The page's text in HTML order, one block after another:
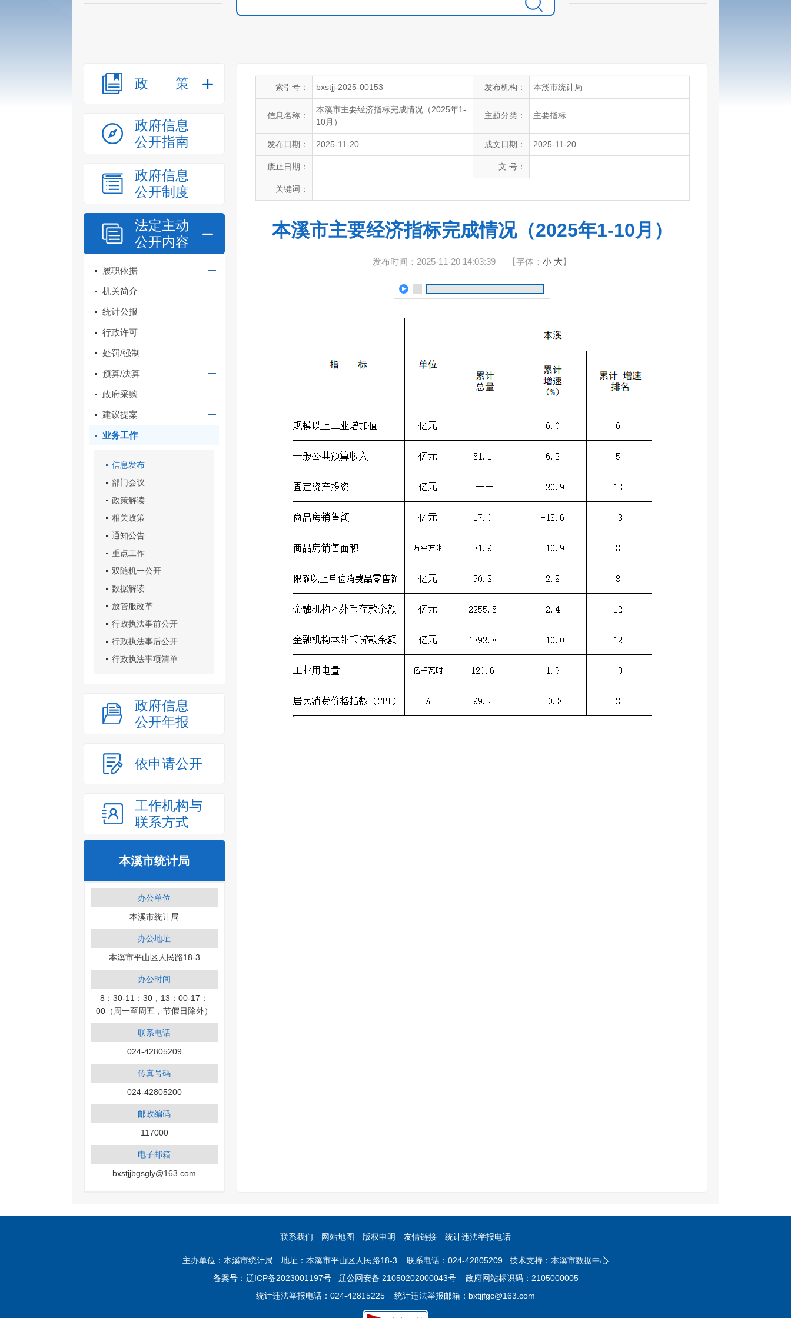
政策
政府信息
公开指南
政府信息
公开制度
法定主动
公开内容
履职依据
机关简介
统计公报
行政许可
处罚/强制
预算/决算
政府采购
建议提案
业务工作
信息发布
部门会议
政策解读
相关政策
通知公告
重点工作
双随机一公开
数据解读
放管服改革
行政执法事前公开
行政执法事后公开
行政执法事项清单
政府信息
公开年报
依申请公开
工作机构与
联系方式
本溪市统计局
办公单位
本溪市统计局
办公地址
本溪市平山区人民路18-3
办公时间
8：30-11：30，13：00-17：
00（周一至周五，节假日除外）
联系电话
024-42805209
传真号码
024-42805200
邮政编码
117000
电子邮箱
bxstjjbgsgly@163.com
索引号： bxstjj-2025-00153 发布机构： 本溪市统计局
信息名称：
本溪市主要经济指标完成情况（2025年1-
10月）
主题分类： 主要指标
发布日期： 2025-11-20 成文日期： 2025-11-20
废止日期： 文 号：
关键词：
本溪市主要经济指标完成情况（2025年1-10月）
发布时间：2025-11-20 14:03:39 【字体： 小 大】
联系我们 网站地图 版权申明 友情链接 统计违法举报电话
主办单位：本溪市统计局 地址：本溪市平山区人民路18-3 联系电话：024-42805209 技术支持：本溪市数据中心
备案号： 辽ICP备2023001197号辽公网安备 21050202000043号 政府网站标识码：2105000005
统计违法举报电话：024-42815225 统计违法举报邮箱：bxtjjfgc@163.com